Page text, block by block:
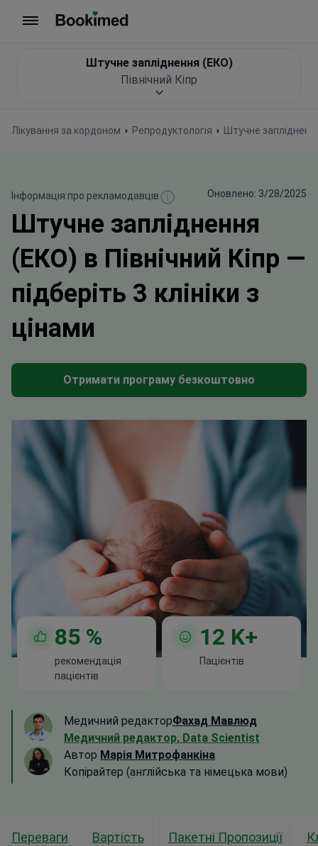
Лікування за кордоном Репродуктологія Штучне
Штучне запліднення (ЕКО)
Північний Кіпр
Інформація про рекламодавців Оновлено: 3/28/2025
Штучне запліднення
(ЕКО) в Північний Кіпр —
підберіть 3 клініки з
цінами
Отримати програму безкоштовно
85 %
рекомендація
пацієнтів
12 K+
Пацієнтів
Медичний редакторФахад Мавлюд
Медичний редактор, Data Scientist
Автор Марія Митрофанкіна
Копірайтер (англійська та німецька мови)
Переваги Вартість Пакетні Пропозиції